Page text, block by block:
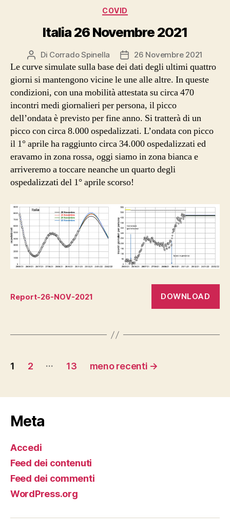
Categorie
COVID
Italia 26 Novembre 2021
Autore
articolo
Di Corrado Spinella
Data
dell'articolo
26 Novembre 2021
Le curve simulate sulla base dei dati degli ultimi quattro
giorni si mantengono vicine le une alle altre. In queste
condizioni, con una mobilità attestata su circa 470
incontri medi giornalieri per persona, il picco
dell’ondata è previsto per fine anno. Si tratterà di un
picco con circa 8.000 ospedalizzati. L’ondata con picco
il 1° aprile ha raggiunto circa 34.000 ospedalizzati ed
eravamo in zona rossa, oggi siamo in zona bianca e
arriveremo a toccare neanche un quarto degli
ospedalizzati del 1° aprile scorso!
Report-26-NOV-2021 DOWNLOAD
Paginazione
articoli
1 2 … 13 meno recenti →
Meta
Accedi
Feed dei contenuti
Feed dei commenti
WordPress.org